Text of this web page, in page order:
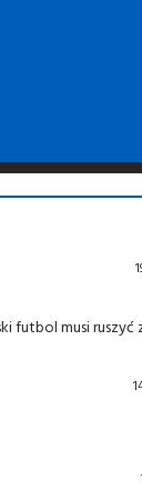
futbol musi ruszyć